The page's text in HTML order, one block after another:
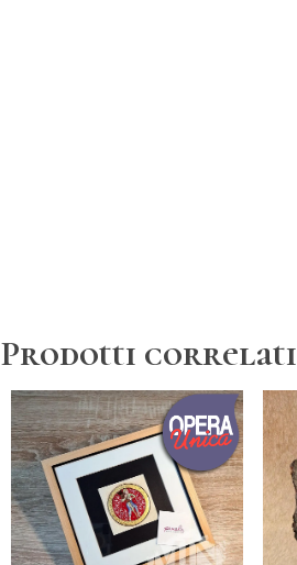
Prodotti correlati